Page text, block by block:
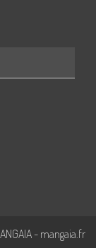
- mangaia.fr